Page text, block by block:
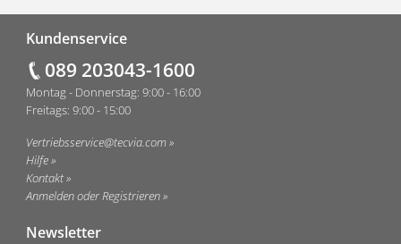
Kundenservice
089 203043-1600
Montag - Donnerstag: 9:00 - 16:00
Freitags: 9:00 - 15:00
Vertriebsservice@tecvia.com
Hilfe
Kontakt
Anmelden oder Registrieren
Newsletter